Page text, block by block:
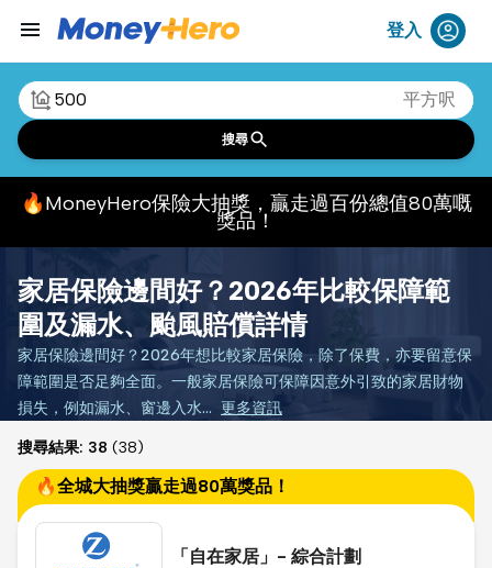
menu 登入
平方呎
搜尋
🔥MoneyHero保險大抽獎，贏走過百份總值80萬嘅
獎品！
家居保險邊間好？2026年比較保障範
圍及漏水、颱風賠償詳情
家居保險邊間好？2026年想比較家居保險，除了保費，亦要留意保
障範圍是否足夠全面。一般家居保險可保障因意外引致的家居財物
損失，例如漏水、窗邊入水… 更多資訊
搜尋結果: 38 (38)
🔥全城大抽獎贏走過80萬獎品！
「自在家居」- 綜合計劃